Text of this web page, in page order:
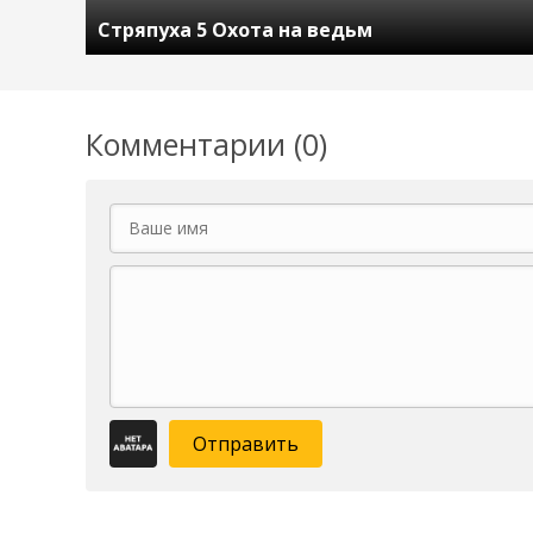
Стряпуха 5 Охота на ведьм
Комментарии (0)
Отправить